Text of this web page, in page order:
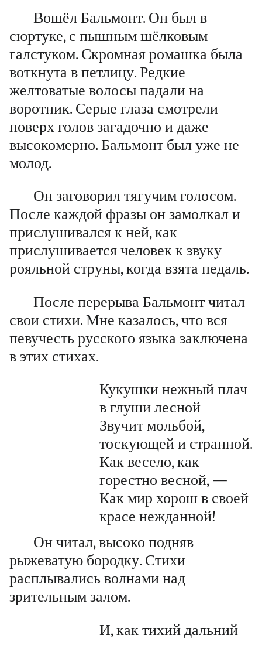
Вошёл Бальмонт. Он был в
сюртуке, с пышным шёлковым
галстуком. Скромная ромашка была
воткнута в петлицу. Редкие
желтоватые волосы падали на
воротник. Серые глаза смотрели
поверх голов загадочно и даже
высокомерно. Бальмонт был уже не
молод.
Он заговорил тягучим голосом.
После каждой фразы он замолкал и
прислушивался к ней, как
прислушивается человек к звуку
рояльной струны, когда взята педаль.
После перерыва Бальмонт читал
свои стихи. Мне казалось, что вся
певучесть русского языка заключена
в этих стихах.
Кукушки нежный плач
в глуши лесной
Звучит мольбой,
тоскующей и странной.
Как весело, как
горестно весной, —
Как мир хорош в своей
красе нежданной!
Он читал, высоко подняв
рыжеватую бородку. Стихи
расплывались волнами над
зрительным залом.
И, как тихий дальний